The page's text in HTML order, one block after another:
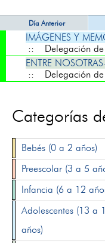
Día Anterior
IMÁGENES Y
:: Delegación de
ENTRE
:: Delegación de
Categorías
Bebés (0 a 2 años)
Preescolar (3 a 5
Infancia (6 a 12
Adolescentes (13 a
años)